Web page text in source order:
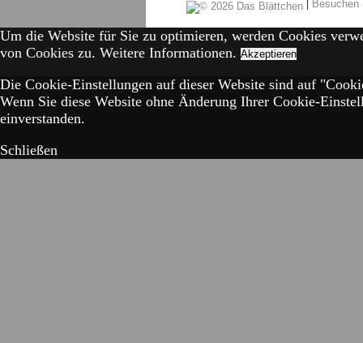
|
Um die Website für Sie zu optimieren, werden Cookies
von Cookies zu. Weitere Informationen. Akzeptieren
Die Cookie-Einstellungen auf dieser Website sind auf
Wenn Sie diese Website ohne Änderung Ihrer Cookie-
einverstanden.
Schließen